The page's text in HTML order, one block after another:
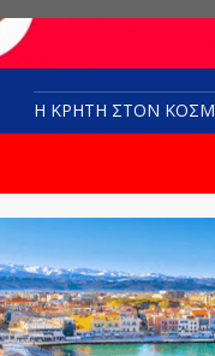
Η ΚΡΗΤΗ ΣΤΟN